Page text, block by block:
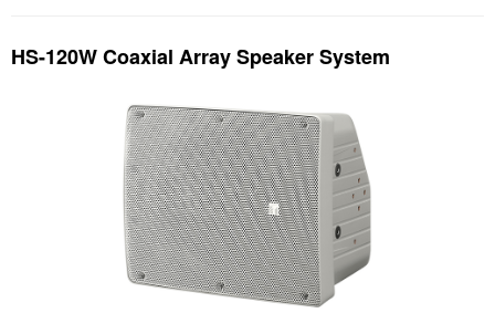
HS-120W Coaxial Array Speaker System